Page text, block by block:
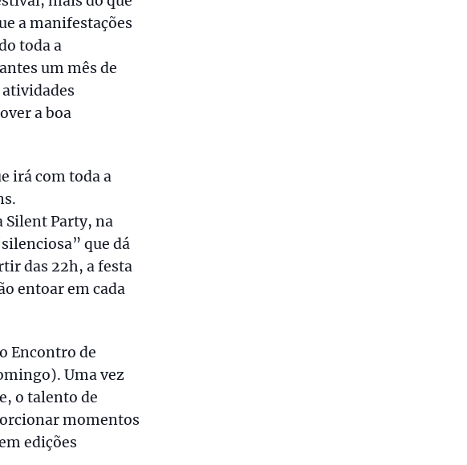
a manifestações
toda a
um mês de
a boa
irá com toda a
Silent Party, na
que dá
das 22h, a festa
entoar em cada
Encontro de
Uma vez
o talento de
momentos
edições